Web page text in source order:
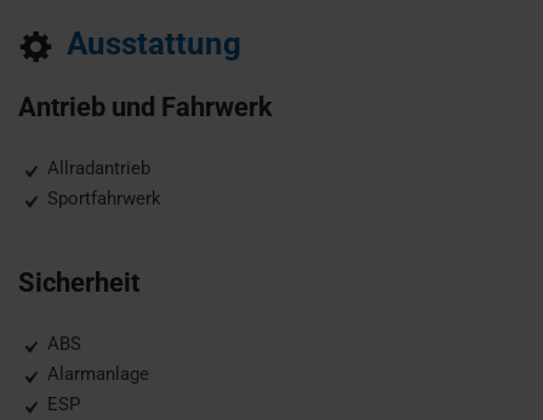
Ausstattung
Antrieb und Fahrwerk
Allradantrieb
Sportfahrwerk
Sicherheit
ABS
Alarmanlage
ESP